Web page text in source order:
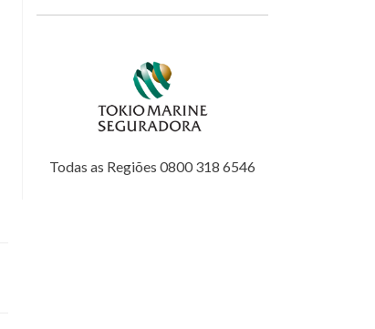
Todas as Regiões 0800 318 6546